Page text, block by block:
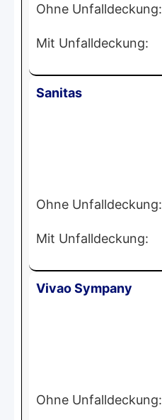
Ohne Unfalldeckung:
Mit Unfalldeckung:
Sanitas
Ohne Unfalldeckung:
Mit Unfalldeckung:
Vivao Sympany
Ohne Unfalldeckung: